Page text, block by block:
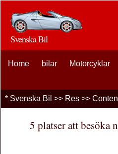
Svenska Bil
Home bilar Motorcyklar
* Svenska Bil >> Res >>
5 platser att besöka